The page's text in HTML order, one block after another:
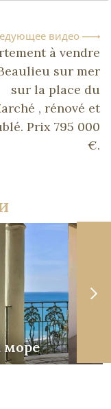
видео
à vendre
sur mer
sur la place du
, rénové et
Prix 795 000
€.
море